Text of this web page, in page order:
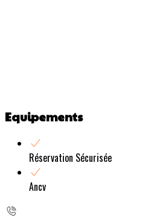
Equipements
Réservation Sécurisée
Ancv